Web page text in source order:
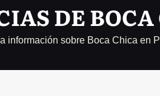
DE
información sobre Boca Chica en